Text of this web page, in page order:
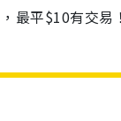
最平$10有交